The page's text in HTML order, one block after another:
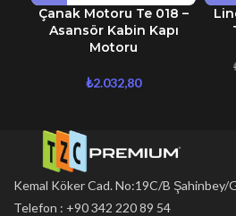
Çanak Motoru Te 018 –
Asansör Kabin Kapı
Motoru
₺2.032,80
Kemal Köker Cad. No:19C/B Şahinbey/
Telefon : +90 342 220 89 54